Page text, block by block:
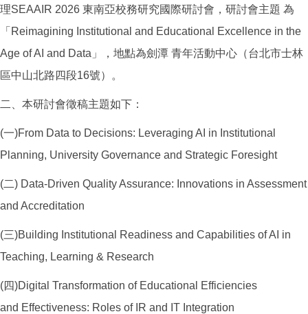
理SEAAIR 2026 東南亞校務研究國際研討會，研討會主題 為
「Reimagining Institutional and Educational Excellence in the
Age of AI and Data」，地點為劍潭 青年活動中心（台北市士林
區中山北路四段16號）。
二、本研討會徵稿主題如下：
(一)From Data to Decisions: Leveraging AI in Institutional
Planning, University Governance and Strategic Foresight
(二) Data-Driven Quality Assurance: Innovations in Assessment
and Accreditation
(三)Building Institutional Readiness and Capabilities of AI in
Teaching, Learning & Research
(四)Digital Transformation of Educational Efficiencies
and Effectiveness: Roles of IR and IT Integration